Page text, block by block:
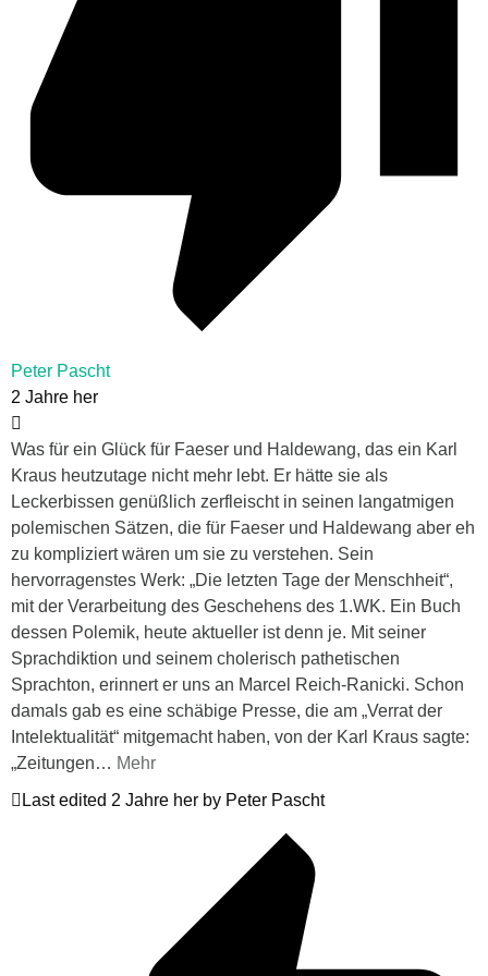
Peter Pascht
2 Jahre her
Was für ein Glück für Faeser und Haldewang, das ein Karl
Kraus heutzutage nicht mehr lebt. Er hätte sie als
Leckerbissen genüßlich zerfleischt in seinen langatmigen
polemischen Sätzen, die für Faeser und Haldewang aber eh
zu kompliziert wären um sie zu verstehen. Sein
hervorragenstes Werk: „Die letzten Tage der Menschheit“,
mit der Verarbeitung des Geschehens des 1.WK. Ein Buch
dessen Polemik, heute aktueller ist denn je. Mit seiner
Sprachdiktion und seinem cholerisch pathetischen
Sprachton, erinnert er uns an Marcel Reich-Ranicki. Schon
damals gab es eine schäbige Presse, die am „Verrat der
Intelektualität“ mitgemacht haben, von der Karl Kraus sagte:
„Zeitungen… Mehr
Last edited 2 Jahre her by Peter Pascht